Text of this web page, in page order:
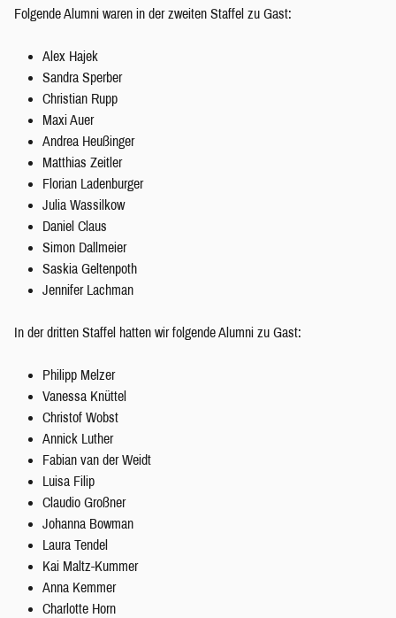
Folgende Alumni waren in der zweiten Staffel zu Gast:
Alex Hajek
Sandra Sperber
Christian Rupp
Maxi Auer
Andrea Heußinger
Matthias Zeitler
Florian Ladenburger
Julia Wassilkow
Daniel Claus
Simon Dallmeier
Saskia Geltenpoth
Jennifer Lachman
In der dritten Staffel hatten wir folgende Alumni zu Gast:
Philipp Melzer
Vanessa Knüttel
Christof Wobst
Annick Luther
Fabian van der Weidt
Luisa Filip
Claudio Großner
Johanna Bowman
Laura Tendel
Kai Maltz-Kummer
Anna Kemmer
Charlotte Horn